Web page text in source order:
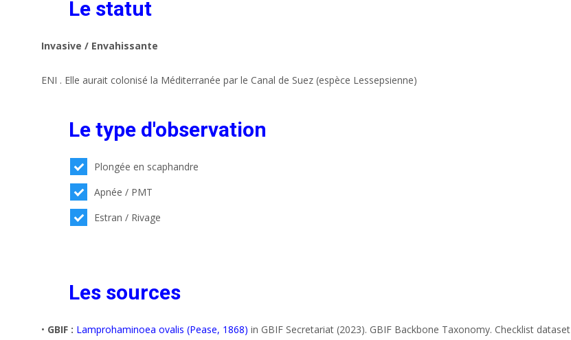
Le statut
Invasive / Envahissante
ENI . Elle aurait colonisé la Méditerranée par le Canal de Suez (espèce Lessepsienne)
Le type d'observation
Plongée en scaphandre
Apnée / PMT
Estran / Rivage
Les sources
• GBIF : Lamprohaminoea ovalis (Pease, 1868) in GBIF Secretariat (2023). GBIF Backbone Taxonomy. Checklist dataset